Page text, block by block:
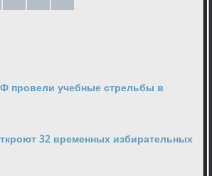
провели учебные стрельбы в
32 временных избирательных